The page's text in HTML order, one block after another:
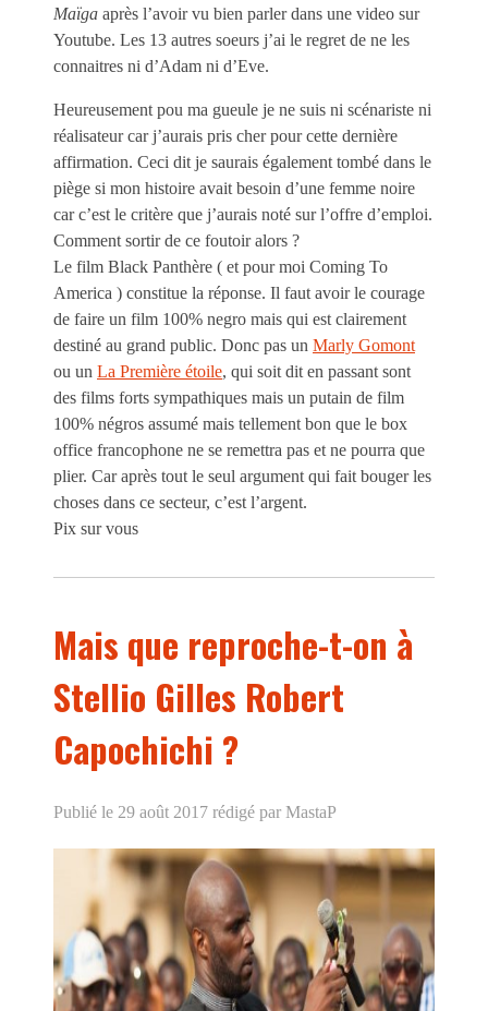
Maïga après l’avoir vu bien parler dans une video sur
Youtube. Les 13 autres soeurs j’ai le regret de ne les
connaitres ni d’Adam ni d’Eve.
Heureusement pou ma gueule je ne suis ni scénariste ni
réalisateur car j’aurais pris cher pour cette dernière
affirmation. Ceci dit je saurais également tombé dans le
piège si mon histoire avait besoin d’une femme noire
car c’est le critère que j’aurais noté sur l’offre d’emploi.
Comment sortir de ce foutoir alors ?
Le film Black Panthère ( et pour moi Coming To
America ) constitue la réponse. Il faut avoir le courage
de faire un film 100% negro mais qui est clairement
destiné au grand public. Donc pas un Marly Gomont
ou un La Première étoile, qui soit dit en passant sont
des films forts sympathiques mais un putain de film
100% négros assumé mais tellement bon que le box
office francophone ne se remettra pas et ne pourra que
plier. Car après tout le seul argument qui fait bouger les
choses dans ce secteur, c’est l’argent.
Pix sur vous
Mais que reproche-t-on à
Stellio Gilles Robert
Capochichi ?
Publié le 29 août 2017 rédigé par MastaP